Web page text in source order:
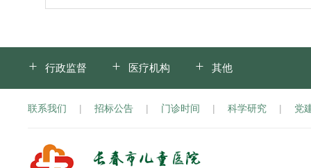
行政监督 医疗机构 其他
联系我们 | 招标公告 | 门诊时间 | 科学研究 | 党